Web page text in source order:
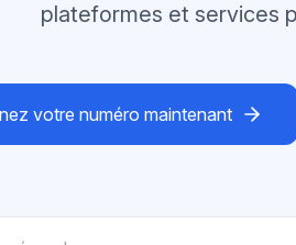
plateformes et services
votre numéro maintenant